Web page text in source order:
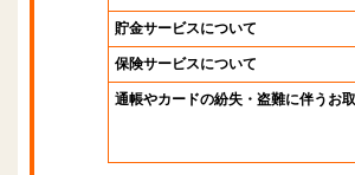
貯金サービスについて
保険サービスについて
通帳やカードの紛失・盗難に伴うお